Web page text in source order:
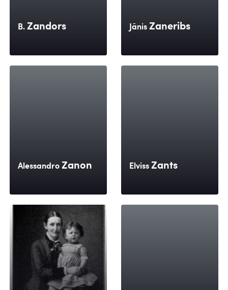
B. Zandors Jānis Zaneribs
Alessandro Zanon Elviss Zants